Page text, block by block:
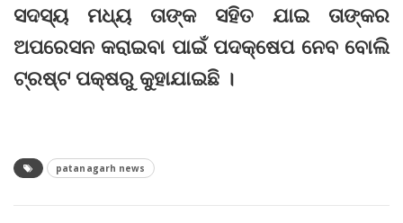
ସଦସ୍ୟ ମଧ୍ୟ ତାଙ୍କ ସହିତ ଯାଇ ତାଙ୍କର
ଅପରେସନ କରାଇବା ପାଇଁ ପଦକ୍ଷେପ ନେବ ବୋଲି
ଟ୍ରଷ୍ଟ ପକ୍ଷରୁ କୁହାଯାଇଛି ।
patanagarh news